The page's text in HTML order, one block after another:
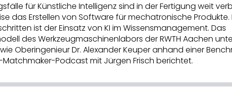
für Künstliche Intelligenz sind in der Fertigung weit
das Erstellen von Software für mechatronische Produkte.
ist der Einsatz von KI im Wissensmanagement. Das
des Werkzeugmaschinenlabors der RWTH Aachen
Oberingenieur Dr. Alexander Keuper anhand einer
Matchmaker-Podcast mit Jürgen Frisch berichtet.